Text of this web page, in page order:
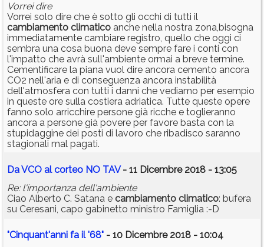
Vorrei dire
Vorrei solo dire che è sotto gli occhi di tutti il
cambiamento climatico anche nella nostra zona,bisogna
immediatamente cambiare registro, quello che oggi ci
sembra una cosa buona deve sempre fare i conti con
l'impatto che avrà sull'ambiente ormai a breve termine.
Cementificare la piana vuol dire ancora cemento ancora
CO2 nell'aria e di conseguenza ancora instabilità
dell'atmosfera con tutti i danni che vediamo per esempio
in queste ore sulla costiera adriatica. Tutte queste opere
fanno solo arricchire persone già ricche e toglieranno
ancora a persone già povere per favore basta con la
stupidaggine dei posti di lavoro che ribadisco saranno
stagionali mal pagati.
Da VCO al corteo NO TAV- 11 Dicembre 2018 - 13:05
Re: l'importanza dell'ambiente
Ciao Alberto C. Satana e cambiamento climatico: bufera
su Ceresani, capo gabinetto ministro Famiglia :-D
"Cinquant'anni fa il '68" - 10 Dicembre 2018 - 10:04